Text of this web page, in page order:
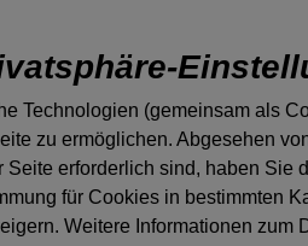
Technologien (gemeinsam als
zu ermöglichen. Abgesehen
erforderlich sind, haben Sie
für Cookies in bestimmten
Weitere Informationen zum